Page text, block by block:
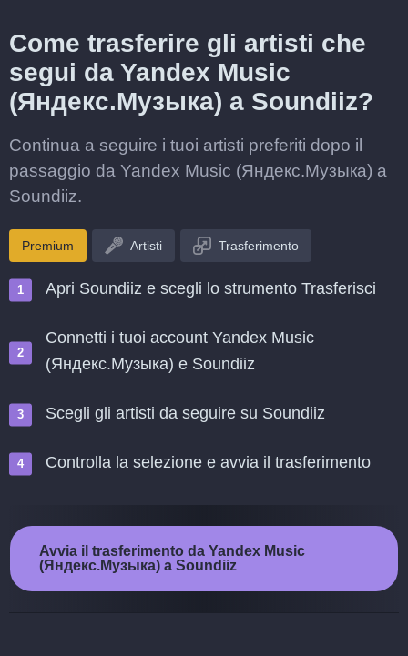
Come trasferire gli artisti che
segui da Yandex Music
(Яндекс.Музыка) a Soundiiz?
Continua a seguire i tuoi artisti preferiti dopo il
passaggio da Yandex Music (Яндекс.Музыка) a
Soundiiz.
Premium Artisti Trasferimento
Apri Soundiiz e scegli lo strumento Trasferisci
Connetti i tuoi account Yandex Music
(Яндекс.Музыка) e Soundiiz
Scegli gli artisti da seguire su Soundiiz
Controlla la selezione e avvia il trasferimento
Avvia il trasferimento da Yandex Music
(Яндекс.Музыка) a Soundiiz